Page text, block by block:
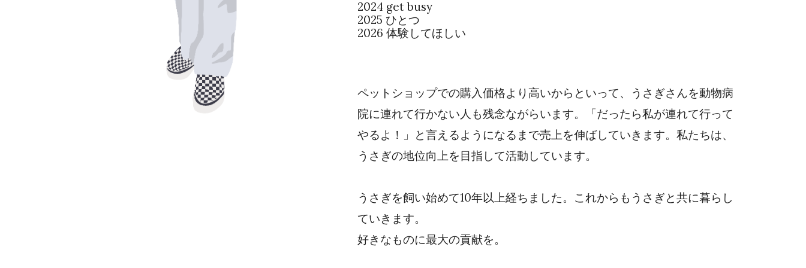
2024 get busy
2025 ひとつ
2026 体験してほしい
ペットショップでの購入価格より高いからといって、うさぎさんを動物病
院に連れて行かない人も残念ながらいます。「だったら私が連れて行って
やるよ！」と言えるようになるまで売上を伸ばしていきます。私たちは、
うさぎの地位向上を目指して活動しています。
うさぎを飼い始めて10年以上経ちました。これからもうさぎと共に暮らし
ていきます。
好きなものに最大の貢献を。